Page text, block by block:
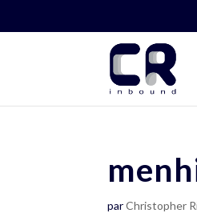
parChristopher